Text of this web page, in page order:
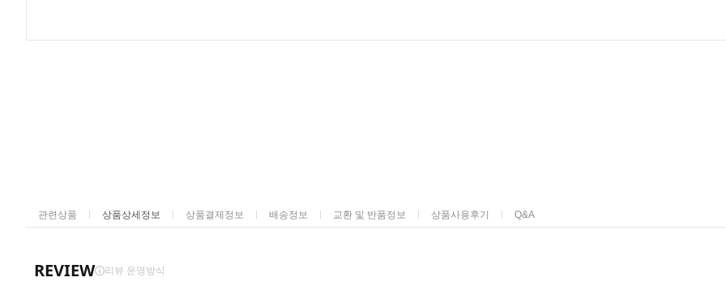
관련상품 상품상세정보 상품결제정보 배송정보 교환 및 반품정보 상품사용후기 Q&A